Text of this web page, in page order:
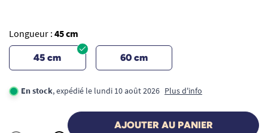
Longueur : 45 cm
45 cm 60 cm
En stock, expédié le lundi 10 août 2026 Plus d'info
AJOUTER AU PANIER